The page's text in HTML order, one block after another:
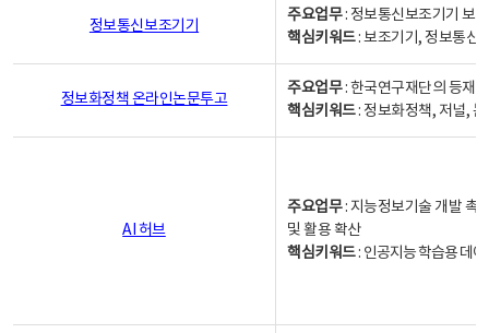
정보통신보조기기
주요업무: 정보통신보조기기 보
핵심키워드: 보조기기, 정보통신
정보화정책 온라인논문투고
주요업무: 한국연구재단의 등재
핵심키워드: 정보화정책, 저널,
AI 허브
주요업무: 지능정보기술 개발 촉
및 활용 확산
핵심키워드: 인공지능 학습용 데